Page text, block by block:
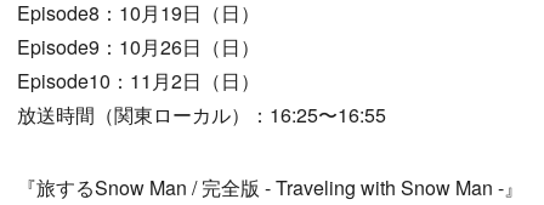
Episode8：10月19日（日）
Episode9：10月26日（日）
Episode10：11月2日（日）
放送時間（関東ローカル）：16:25〜16:55
『旅するSnow Man / 完全版 - Traveling with Snow Man -』